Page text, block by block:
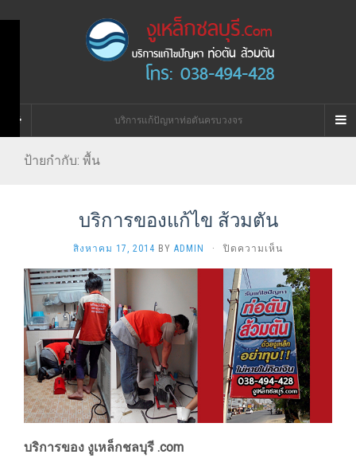
บริการแก้ปัญหาท่อตันครบวงจร
ป้ายกำกับ: พื้น
บริการของแก้ไข ส้วมตัน
สิงหาคม 17, 2014 BY ADMIN · ปิดความเห็น
ของ
แก้ไข
ส้วม
ตัน
บริการของ งูเหล็กชลบุรี .com